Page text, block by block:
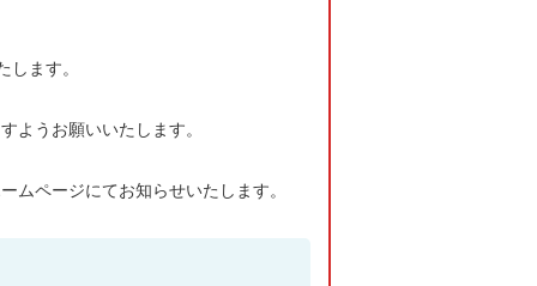
します。
ようお願いいたします。
ムページにてお知らせいたします。